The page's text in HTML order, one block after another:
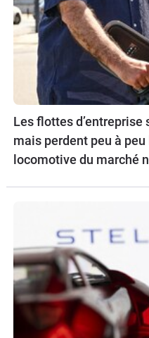
Les flottes d’entreprise
mais perdent peu à
locomotive du marché